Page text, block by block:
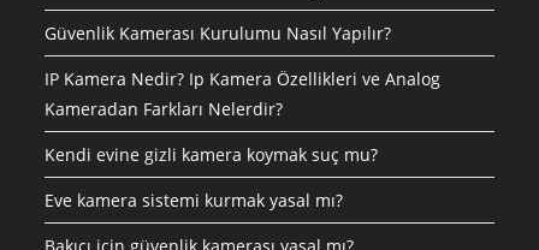
Güvenlik Kamerası Kurulumu Nasıl Yapılır?
IP Kamera Nedir? Ip Kamera Özellikleri ve Analog
Kameradan Farkları Nelerdir?
Kendi evine gizli kamera koymak suç mu?
Eve kamera sistemi kurmak yasal mı?